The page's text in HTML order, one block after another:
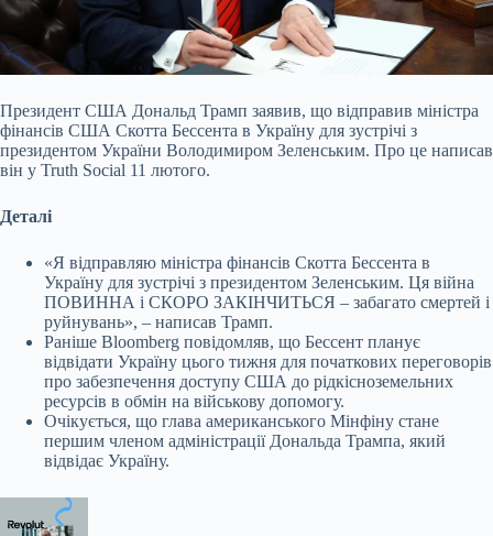
Президент США Дональд Трамп заявив, що відправив міністра
фінансів США Скотта Бессента в Україну для зустрічі з
президентом України Володимиром Зеленським. Про це написав
він у Truth Social 11 лютого.
Деталі
«Я відправляю міністра фінансів Скотта Бессента в
Україну для зустрічі з президентом Зеленським. Ця війна
ПОВИННА і СКОРО ЗАКІНЧИТЬСЯ – забагато смертей і
руйнувань», – написав Трамп.
Раніше Bloomberg повідомляв, що Бессент планує
відвідати Україну цього тижня для початкових переговорів
про забезпечення доступу США до рідкісноземельних
ресурсів в обмін на військову допомогу.
Очікується, що глава американського Мінфіну стане
першим членом адміністрації Дональда Трампа, який
відвідає Україну.